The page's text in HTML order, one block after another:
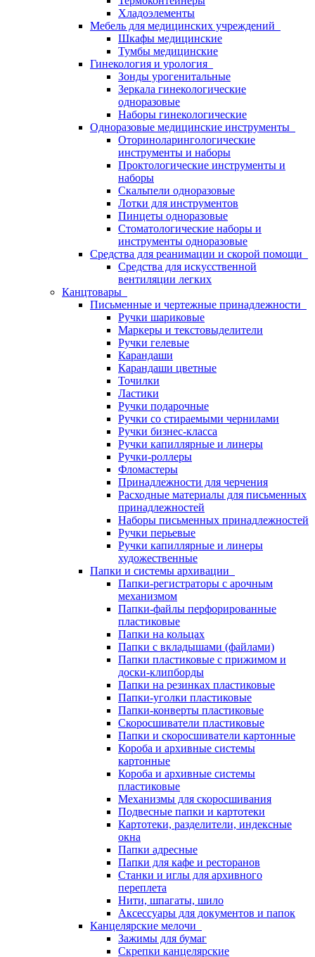
Хладоэлементы
Мебель для медицинских учреждений
Шкафы медицинские
Тумбы медицинские
Гинекология и урология
Зонды урогенитальные
Зеркала гинекологические
одноразовые
Наборы гинекологические
Одноразовые медицинские инструменты
Оториноларингологические
инструменты и наборы
Проктологические инструменты и
наборы
Скальпели одноразовые
Лотки для инструментов
Пинцеты одноразовые
Стоматологические наборы и
инструменты одноразовые
Средства для реанимации и скорой помощи
Средства для искусственной
вентиляции легких
Канцтовары
Письменные и чертежные принадлежности
Ручки шариковые
Маркеры и текстовыделители
Ручки гелевые
Карандаши
Карандаши цветные
Точилки
Ластики
Ручки подарочные
Ручки со стираемыми чернилами
Ручки бизнес-класса
Ручки капиллярные и линеры
Ручки-роллеры
Фломастеры
Принадлежности для черчения
Расходные материалы для письменных
принадлежностей
Наборы письменных принадлежностей
Ручки перьевые
Ручки капиллярные и линеры
художественные
Папки и системы архивации
Папки-регистраторы с арочным
механизмом
Папки-файлы перфорированные
пластиковые
Папки на кольцах
Папки с вкладышами (файлами)
Папки пластиковые с прижимом и
доски-клипборды
Папки на резинках пластиковые
Папки-уголки пластиковые
Папки-конверты пластиковые
Скоросшиватели пластиковые
Папки и скоросшиватели картонные
Короба и архивные системы
картонные
Короба и архивные системы
пластиковые
Механизмы для скоросшивания
Подвесные папки и картотеки
Картотеки, разделители, индексные
окна
Папки адресные
Папки для кафе и ресторанов
Станки и иглы для архивного
переплета
Нити, шпагаты, шило
Аксессуары для документов и папок
Канцелярские мелочи
Зажимы для бумаг
Скрепки канцелярские